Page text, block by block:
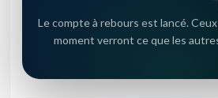
Le compte à rebours est lancé.
moment verront ce que les